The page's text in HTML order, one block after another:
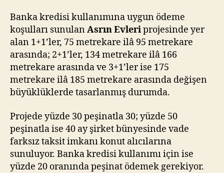
Banka kredisi kullanımına uygun ödeme
koşulları sunulanAsrın Evleriprojesinde yer
alan 1+1’ler, 75 metrekare ilâ 95 metrekare
arasında; 2+1’ler, 134 metrekare ilâ 166
metrekare arasında ve 3+1’ler ise 175
metrekare ilâ 185 metrekare arasında değişen
büyüklüklerde tasarlanmış durumda.
Projede yüzde 30 peşinatla 30; yüzde 50
peşinatla ise 40 ay şirket bünyesinde vade
farksız taksit imkanı konut alıcılarına
sunuluyor. Banka kredisi kullanımı için ise
yüzde 20 oranında peşinat ödemek gerekiyor.